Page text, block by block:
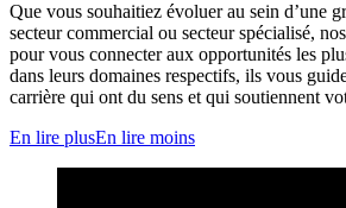
Que vous souhaitiez évoluer au sein d’une
secteur commercial ou secteur spécialisé,
pour vous connecter aux opportunités les
dans leurs domaines respectifs, ils vous
carrière qui ont du sens et qui soutiennent
En lire plusEn lire moins